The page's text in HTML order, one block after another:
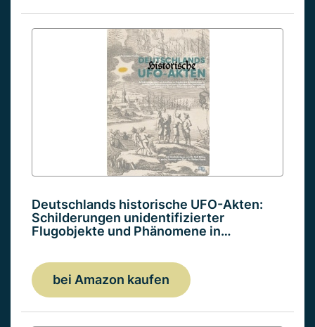
Deutschlands historische UFO-Akten:
Schilderungen unidentifizierter
Flugobjekte und Phänomene in…
bei Amazon kaufen